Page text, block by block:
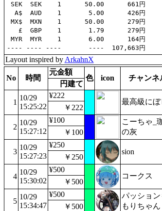
SEK  SEK    1      50.00      661円
  A$  AUD    1       5.00      426円
MX$  MXN    1      50.00      279円
   £  GBP    1       1.79      279円
MYR  MYR    1       6.00      164円
Layout inspired by ArkahnX
No 時間
元金額
色 icon チャンネ
円建て
1
10/29
15:25:22
¥222
最高級にぼ
￥222
2
10/29
15:27:12
¥100
こーちゃ_
の灰
￥100
3
10/29
15:27:23
¥250
sion
￥250
4
10/29
15:30:02
¥500
コークス
￥500
5
10/29
15:34:47
¥500
パッション
もりちゃん
￥500